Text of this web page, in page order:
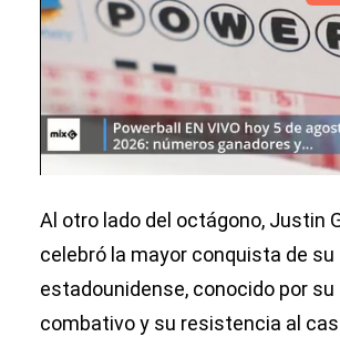
Al otro lado del octágono, Justin
celebró la mayor conquista de su
estadounidense, conocido por
combativo y su resistencia al